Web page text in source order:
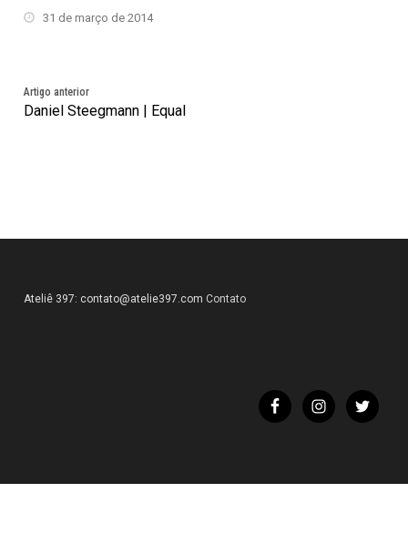
31 de março de 2014
Artigo anterior
Daniel Steegmann | Equal
Ateliê 397: contato@atelie397.com Contato